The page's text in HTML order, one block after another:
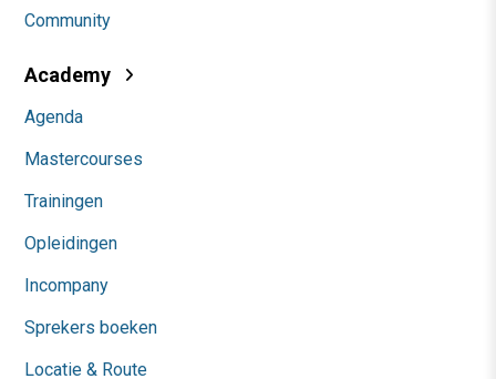
Community
Academy
Agenda
Mastercourses
Trainingen
Opleidingen
Incompany
Sprekers boeken
Locatie & Route